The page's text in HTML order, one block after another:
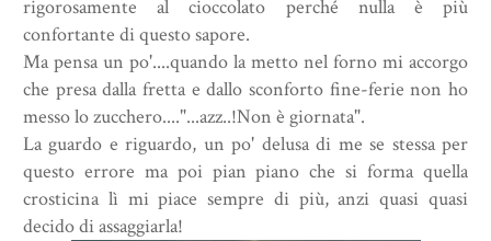
rigorosamente al cioccolato perché nulla è più
confortante di questo sapore.
Ma pensa un po'....quando la metto nel forno mi accorgo
che presa dalla fretta e dallo sconforto fine-ferie non ho
messo lo zucchero...."...azz..!Non è giornata".
La guardo e riguardo, un po' delusa di me se stessa per
questo errore ma poi pian piano che si forma quella
crosticina lì mi piace sempre di più, anzi quasi quasi
decido di assaggiarla!